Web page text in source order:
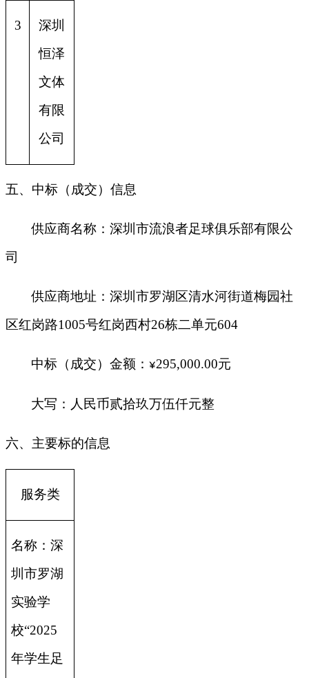
3
深圳
恒泽
文体
有限
公司
五、中标（成交）信息
供应商名称： 深圳市流浪者足球俱乐部有限公
司
供应商地址：深圳市罗湖区清水河街道梅园社
区红岗路1005号红岗西村26栋二单元604
中标（成交）金额： ¥295,000.00元
大写：人民币贰拾玖万伍仟元整
六、主要标的信息
服务类
名称：深
圳市罗湖
实验学
校“2025
年学生足